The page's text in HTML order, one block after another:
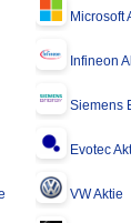
Microsoft
Infineon
Siemens
Evotec
VW Aktie